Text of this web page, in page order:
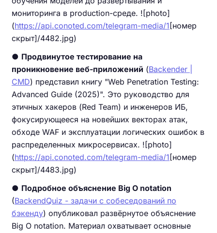
мониторинга в production-среде. ![photo]
(https://api.conoted.com/telegram-media/1 [номер
скрыт]/4482.jpg)
● Продвинутое тестирование на
проникновение веб-приложений (Backender |
CMD) представил книгу "Web Penetration Testing:
Advanced Guide (2025)". Это руководство для
этичных хакеров (Red Team) и инженеров ИБ,
фокусирующееся на новейших векторах атак,
обходе WAF и эксплуатации логических ошибок в
распределенных микросервисах. ![photo]
(https://api.conoted.com/telegram-media/1 [номер
скрыт]/4483.jpg)
● Подробное объяснение Big O notation
(BackendQuiz - задачи с собеседований по
бэкенду) опубликовал развёрнутое объяснение
Big O notation. Материал охватывает основные